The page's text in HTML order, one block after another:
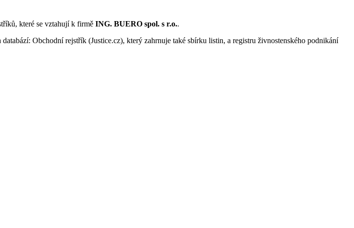
které se vztahují k firmě ING. BUERO spol. s r.o..
Obchodní rejstřík (Justice.cz), který zahrnuje také sbírku listin, a registru živnostenského podnikání